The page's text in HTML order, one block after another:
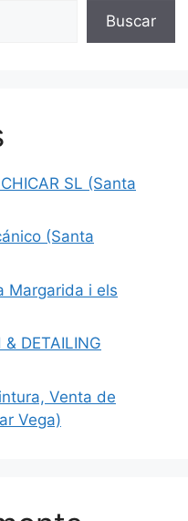
Buscar
SL (Santa
(Santa
Margarida i els
DETAILING
Venta de
Vega)